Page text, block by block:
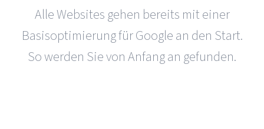
Alle Websites gehen bereits mit einer
Basis­op­ti­mie­rung für Google an den Start.
So werden Sie von Anfang an gefunden.